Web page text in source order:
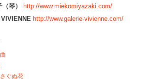
琴）
http://www.miekomiyazaki.com/
http://www.galerie-vivienne.com/
ぐぬ花